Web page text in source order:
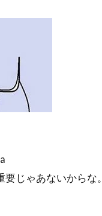
じゃあないからな。